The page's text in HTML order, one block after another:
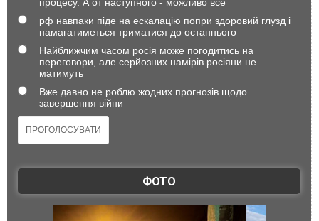
рф навпаки піде на ескалацію попри здоровий глузд і
намагатиметься триматися до останнього
Найближчим часом росія може погодитись на
переговори, але серйозних намірів росіяни не
матимуть
Вже давно не роблю жодних прогнозів щодо
завершення війни
ФОТО